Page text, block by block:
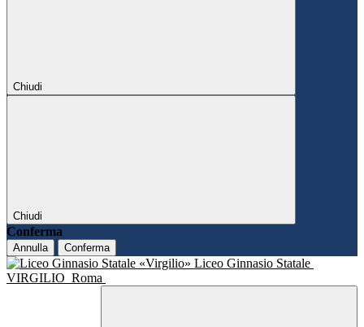
Chiudi
Chiudi
Conferma
Annulla Conferma
Liceo Ginnasio Statale
VIRGILIO Roma